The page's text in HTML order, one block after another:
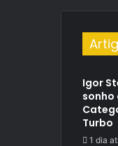
Igor
sonho
Turbo
1 dia